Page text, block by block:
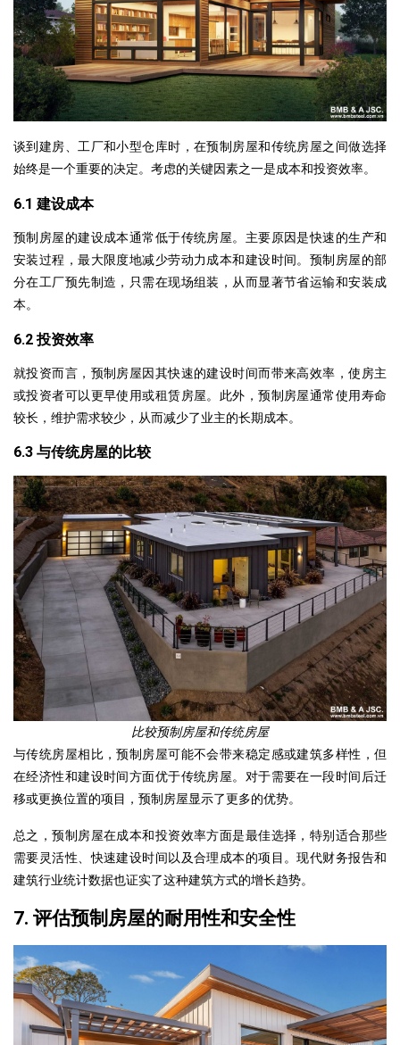
谈到建房、工厂和小型仓库时，在预制房屋和传统房屋之间做选择
始终是一个重要的决定。考虑的关键因素之一是成本和投资效率。
6.1 建设成本
预制房屋的建设成本通常低于传统房屋。主要原因是快速的生产和
安装过程，最大限度地减少劳动力成本和建设时间。预制房屋的部
分在工厂预先制造，只需在现场组装，从而显著节省运输和安装成
本。
6.2 投资效率
就投资而言，预制房屋因其快速的建设时间而带来高效率，使房主
或投资者可以更早使用或租赁房屋。此外，预制房屋通常使用寿命
较长，维护需求较少，从而减少了业主的长期成本。
6.3 与传统房屋的比较
比较预制房屋和传统房屋
与传统房屋相比，预制房屋可能不会带来稳定感或建筑多样性，但
在经济性和建设时间方面优于传统房屋。对于需要在一段时间后迁
移或更换位置的项目，预制房屋显示了更多的优势。
总之，预制房屋在成本和投资效率方面是最佳选择，特别适合那些
需要灵活性、快速建设时间以及合理成本的项目。现代财务报告和
建筑行业统计数据也证实了这种建筑方式的增长趋势。
7. 评估预制房屋的耐用性和安全性